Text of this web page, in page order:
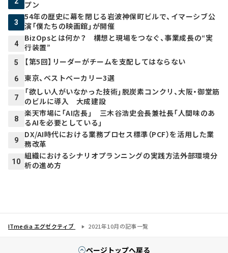
プン
3
54年の歴史に幕を閉じる岩波神保町ビルで、イマーシブ公
演「僕たちの映画館」が開催
4
BizOpsとは何か？ 構想と現場をつなぐ、事業成長の“実
行装置”
5 【第5回】リーダーがチームを支配してはならない
6 東京、ベストベーカリー3選
7
「欲しい人がいなかった技術」脱炭素コンクリ、大阪・御堂筋
のビルに導入 大成建設
8
楽天市場に「AI店長」 三木谷浩史会長兼社長「人間味のあ
るAIを必要としている」
9
DX/AI時代における業務プロセス標準（PCF）を活用した業
務改革
10
組織におけるシナリオプランニングの実践方法――外部環境分
析の進め方
ITmedia エグゼクティブ 2021年10月の記事一覧
ページトップへ戻る